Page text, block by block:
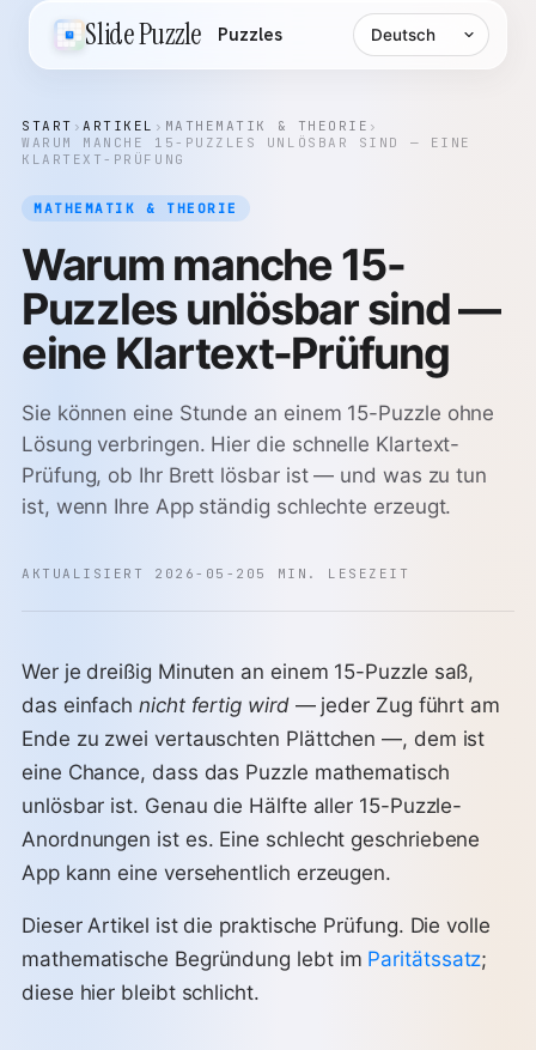
Slide Puzzle Puzzles Sprache
START ›ARTIKEL › MATHEMATIK & THEORIE ›
WARUM MANCHE 15-PUZZLES UNLÖSBAR SIND — EINE
KLARTEXT-PRÜFUNG
MATHEMATIK & THEORIE
Warum manche 15-
Puzzles unlösbar sind —
eine Klartext-Prüfung
Sie können eine Stunde an einem 15-Puzzle ohne
Lösung verbringen. Hier die schnelle Klartext-
Prüfung, ob Ihr Brett lösbar ist — und was zu tun
ist, wenn Ihre App ständig schlechte erzeugt.
AKTUALISIERT 2026-05-20 5 MIN. LESEZEIT
Wer je dreißig Minuten an einem 15-Puzzle saß,
das einfachnicht fertig wird— jeder Zug führt am
Ende zu zwei vertauschten Plättchen —, dem ist
eine Chance, dass das Puzzle mathematisch
unlösbar ist. Genau die Hälfte aller 15-Puzzle-
Anordnungen ist es. Eine schlecht geschriebene
App kann eine versehentlich erzeugen.
Dieser Artikel ist die praktische Prüfung. Die volle
mathematische Begründung lebt im Paritätssatz;
diese hier bleibt schlicht.